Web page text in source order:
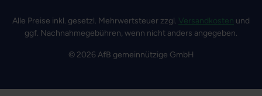
Alle Preise inkl. gesetzl. Mehrwertsteuer zzgl. Versandkosten und
ggf. Nachnahmegebühren, wenn nicht anders angegeben.
© 2026 AfB gemeinnützige GmbH